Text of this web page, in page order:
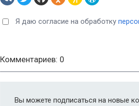
Я даю согласие на обработку
Комментариев: 0
Вы можете подписаться на новые